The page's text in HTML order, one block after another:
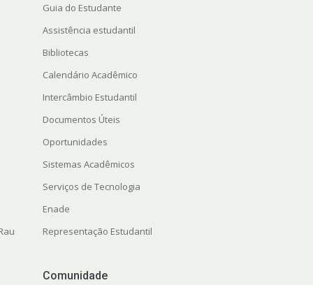
Guia do Estudante
Assistência estudantil
Bibliotecas
Calendário Acadêmico
Intercâmbio Estudantil
Documentos Úteis
Oportunidades
Sistemas Acadêmicos
Serviços de Tecnologia
Enade
Representação Estudantil
Comunidade